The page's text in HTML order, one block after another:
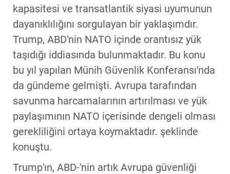
kapasitesi ve transatlantik siyasi uyumunun
dayanıklılığını sorgulayan bir yaklaşımdır.
Trump, ABD'nin NATO içinde orantısız yük
taşıdığı iddiasında bulunmaktadır. Bu konu
bu yıl yapılan Münih Güvenlik Konferansı'nda
da gündeme gelmişti. Avrupa tarafından
savunma harcamalarının artırılması ve yük
paylaşımının NATO içerisinde dengeli olması
gerekliliğini ortaya koymaktadır. şeklinde
konuştu.
Trump'ın, ABD-'nin artık Avrupa güvenliği